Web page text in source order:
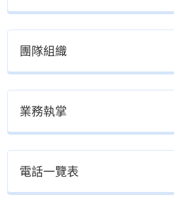
團隊組織
業務執掌
電話一覽表